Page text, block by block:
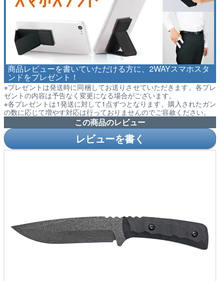
商品レビューを書いていただける方に、2WAYスマホスタ
ンドをプレゼント！
※プレゼントは発送時に同梱してお送りさせていただきます。各プレ
ゼントの内容は予告なく変更になる場合がございます。
※各プレゼントは1発送に対して1点ずつとなります。購入されたガン
の数に応じて増やす対応は行っておりませんのでご容赦ください。
この商品のレビュー
レビューを書く